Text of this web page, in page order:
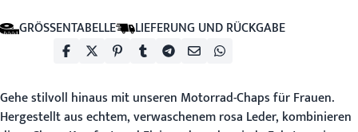
GRÖSSENTABELLE LIEFERUNG UND RÜCKGABE
Gehe stilvoll hinaus mit unseren Motorrad-Chaps für Frauen.
Hergestellt aus echtem, verwaschenem rosa Leder, kombinieren